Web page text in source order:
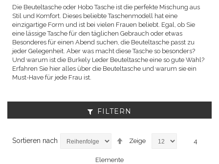
Die Beuteltasche oder Hobo Tasche ist die perfekte Mischung aus
Stil und Komfort. Dieses beliebte Taschenmodell hat eine
einzigartige Form und ist bei vielen Frauen beliebt. Egal, ob Sie
eine lässige Tasche für den täglichen Gebrauch oder etwas
Besonderes für einen Abend suchen, die Beuteltasche passt zu
jeder Gelegenheit. Aber was macht diese Tasche so besonders?
Und warum ist die Burkely Leder Beuteltasche eine so gute Wahl?
Erfahren Sie hier alles über die Beuteltasche und warum sie ein
Must-Have für jede Frau ist.
FILTERN
Sortieren nach
Absteigend
sortieren
Zeige 4
Elemente